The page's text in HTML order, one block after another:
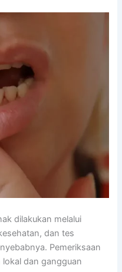
dilakukan melalui
dan tes
Pemeriksaan
dan gangguan